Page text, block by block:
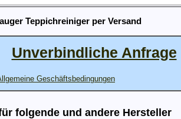
Teppichreiniger per Versand
Unverbindliche Anfrage
Geschäftsbedingungen
folgende und andere Hersteller